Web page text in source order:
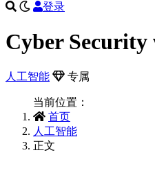
登录
Cyber
人工智能 专属
当前位置：
首页
人工智能
正文